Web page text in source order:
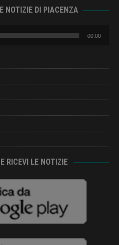
NOTIZIE DI PIACENZA
00:00
RICEVI LE NOTIZIE